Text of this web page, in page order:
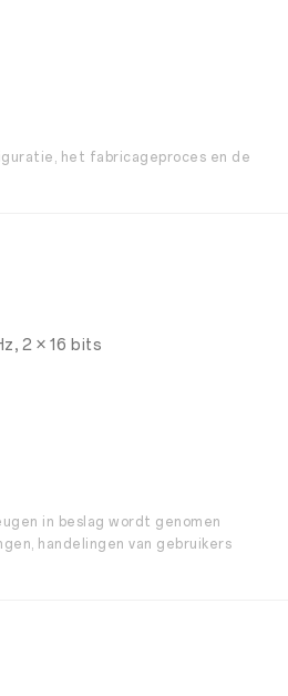
het fabricageproces en de
2 × 16 bits
in beslag wordt genomen
handelingen van gebruikers